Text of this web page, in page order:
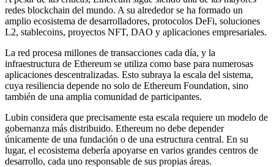
redes blockchain del mundo. A su alrededor se ha formado un
amplio ecosistema de desarrolladores, protocolos DeFi, soluciones
L2, stablecoins, proyectos NFT, DAO y aplicaciones empresariales.
La red procesa millones de transacciones cada día, y la
infraestructura de Ethereum se utiliza como base para numerosas
aplicaciones descentralizadas. Esto subraya la escala del sistema,
cuya resiliencia depende no solo de Ethereum Foundation, sino
también de una amplia comunidad de participantes.
Lubin considera que precisamente esta escala requiere un modelo de
gobernanza más distribuido. Ethereum no debe depender
únicamente de una fundación o de una estructura central. En su
lugar, el ecosistema debería apoyarse en varios grandes centros de
desarrollo, cada uno responsable de sus propias áreas.